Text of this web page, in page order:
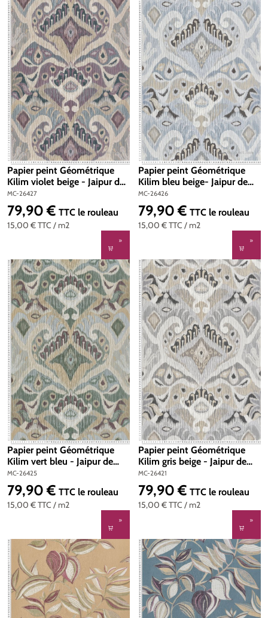
Papier peint Géométrique
Kilim violet beige - Jaipur de
Montecolino | Réf. MC-26427
MC-26427
15,00 €TTC / m2
Prix régulier :
79,90 € TTC le rouleau
Papier peint Géométrique
Kilim bleu beige- Jaipur de
Montecolino | Réf. MC-26426
MC-26426
15,00 €TTC / m2
Prix régulier :
79,90 € TTC le rouleau
Papier peint Géométrique
Kilim vert bleu - Jaipur de
Montecolino | Réf. MC-26425
MC-26425
15,00 €TTC / m2
Prix régulier :
79,90 € TTC le rouleau
Papier peint Géométrique
Kilim gris beige - Jaipur de
Montecolino | Réf. MC-26421
MC-26421
15,00 €TTC / m2
Prix régulier :
79,90 € TTC le rouleau